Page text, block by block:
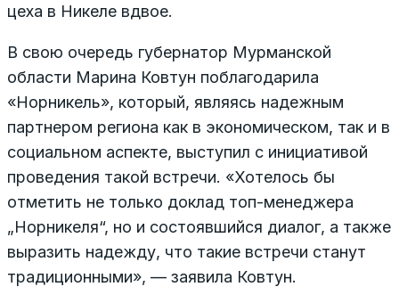
цеха в Никеле вдвое.
В свою очередь губернатор Мурманской
области Марина Ковтун поблагодарила
«Норникель», который, являясь надежным
партнером региона как в экономическом, так и в
социальном аспекте, выступил с инициативой
проведения такой встречи. «Хотелось бы
отметить не только доклад топ-менеджера
„Норникеля“, но и состоявшийся диалог, а также
выразить надежду, что такие встречи станут
традиционными», — заявила Ковтун.